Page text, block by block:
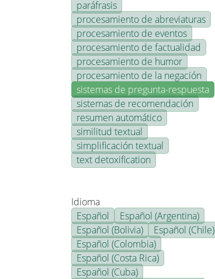
paráfrasis
procesamiento de abreviaturas
procesamiento de eventos
procesamiento de factualidad
procesamiento de humor
procesamiento de la negación
sistemas de pregunta-respuesta
sistemas de recomendación
resumen automático
similitud textual
simplificación textual
text detoxification
Idioma
Español
Español (Argentina)
Español (Bolivia)
Español (Chile)
Español (Colombia)
Español (Costa Rica)
Español (Cuba)